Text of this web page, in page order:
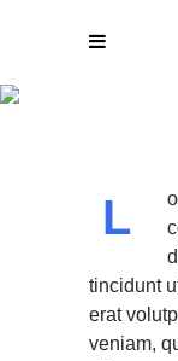
L
tincidunt
erat
veniam,